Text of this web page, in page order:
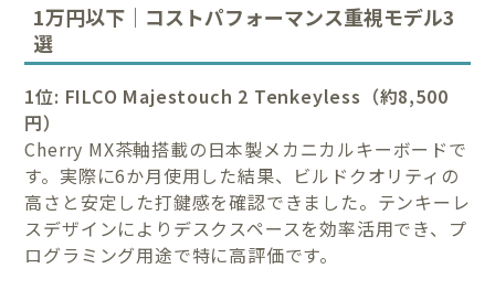
1万円以下｜コストパフォーマンス重視モデル3
選
1位: FILCO Majestouch 2 Tenkeyless（約8,500
円）
Cherry MX茶軸搭載の日本製メカニカルキーボードで
す。実際に6か月使用した結果、ビルドクオリティの
高さと安定した打鍵感を確認できました。テンキーレ
スデザインによりデスクスペースを効率活用でき、プ
ログラミング用途で特に高評価です。